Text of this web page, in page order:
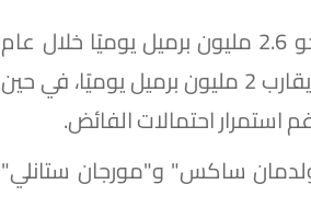
كما رجّح بنك أوف أمريكا تسجيل عجز في سوق النفط يقدر بنحو 2.6 مليون برميل يوميًا خلال عام
2026، مقارنة بتوقعات سابقة قبل الأزمة كانت تشير إلى فائض يقارب 2 مليون برميل يوميًا، في حين
ساكس" و"مورجان ستانلي"